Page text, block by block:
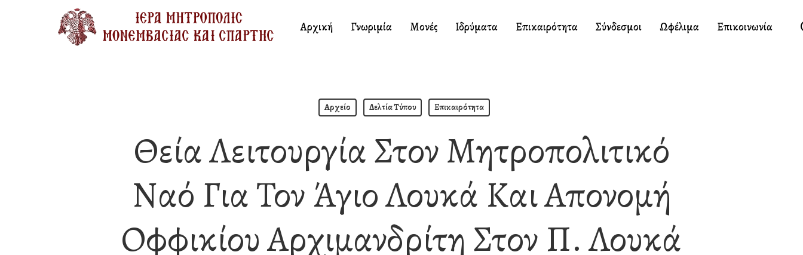
Αρχική Γνωριμία Μονές Ιδρύματα Επικαιρότητα Σύνδεσμοι Ωφέλιμα Επικοινωνία
Αρχείο Δελτία Τύπου Επικαιρότητα
Θεία Λειτουργία Στον Μητροπολιτικό
Ναό Για Τον Άγιο Λουκά Και Απονομή
Οφφικίου Αρχιμανδρίτη Στον Π. Λουκά